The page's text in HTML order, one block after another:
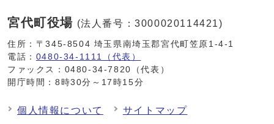
宮代町役場 (法人番号：3000020114421)
住所：〒345-8504 埼玉県南埼玉郡宮代町笠原1-4-1
電話： 0480-34-1111（代表）
ファックス：0480-34-7820（代表）
開庁時間：8時30分～17時15分
個人情報について サイトマップ